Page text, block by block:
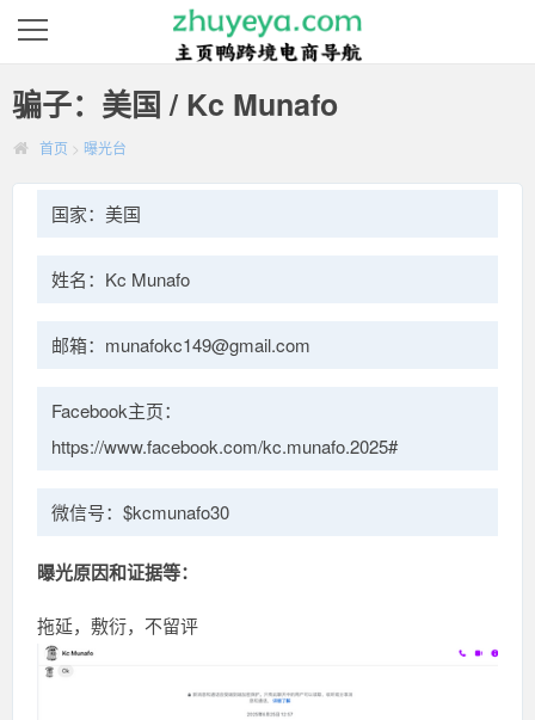
骗子：美国 / Kc Munafo
首页 > 曝光台
国家：美国
姓名：Kc Munafo
邮箱：munafokc149@gmail.com
Facebook主页：
https://www.facebook.com/kc.munafo.2025#
微信号：$kcmunafo30
曝光原因和证据等：
拖延，敷衍，不留评